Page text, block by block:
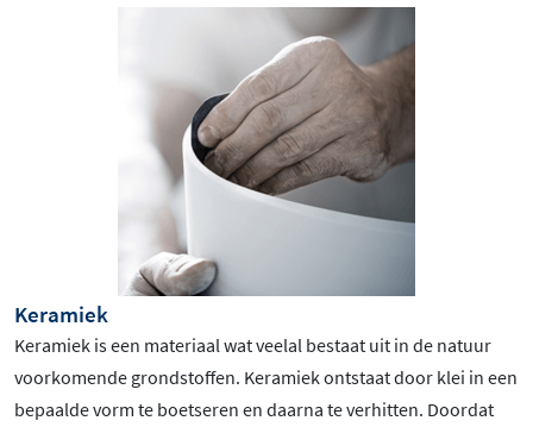
Keramiek
Keramiek is een materiaal wat veelal bestaat uit in de natuur
voorkomende grondstoffen. Keramiek ontstaat door klei in een
bepaalde vorm te boetseren en daarna te verhitten. Doordat